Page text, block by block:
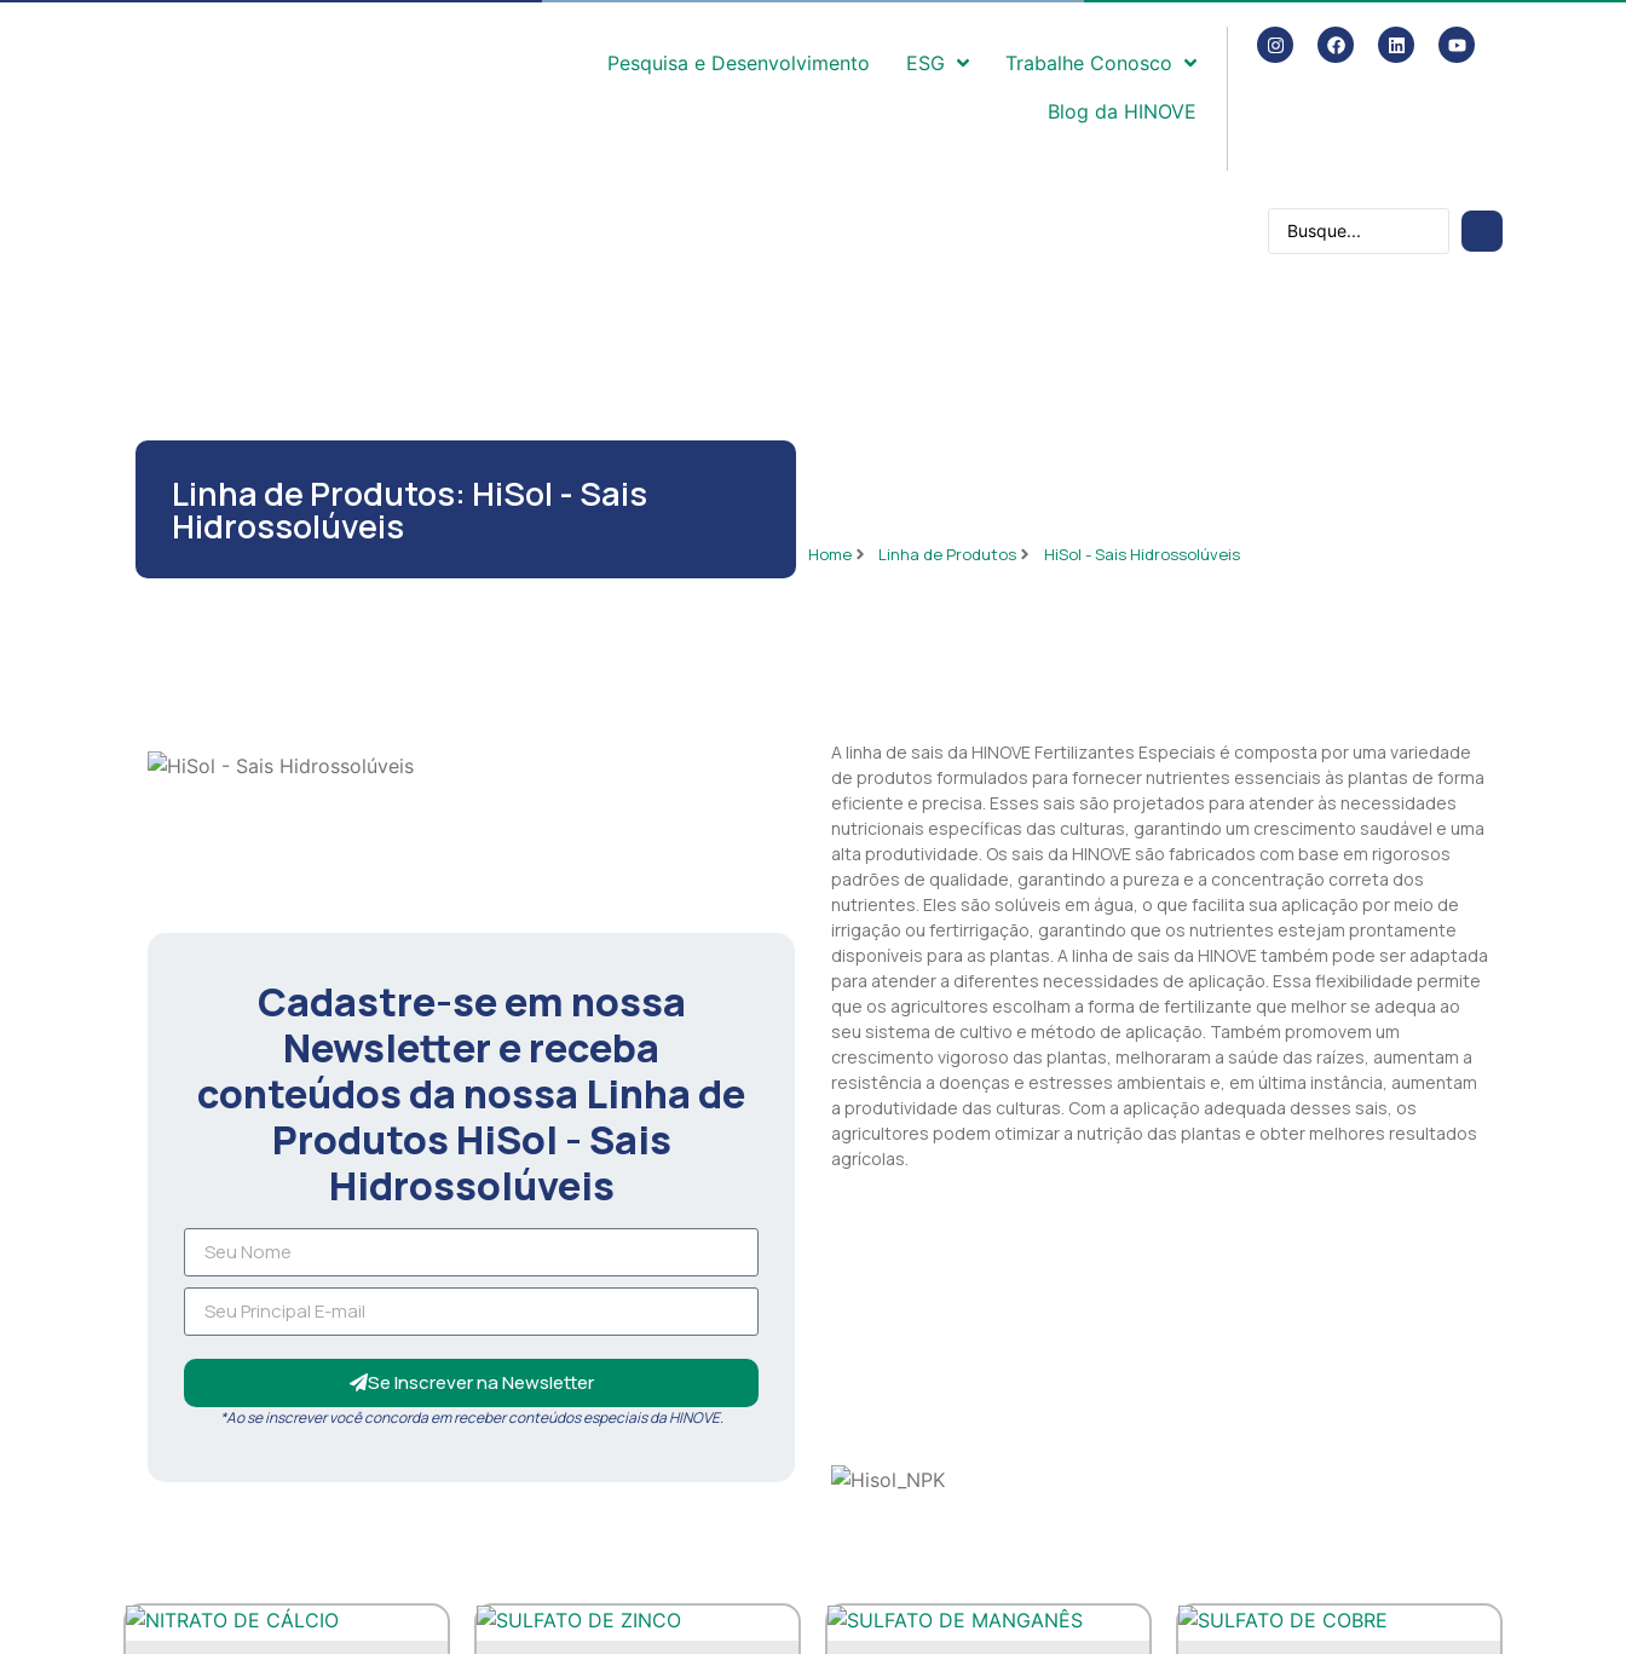
Pesquisa e Desenvolvimento ESG
Trabalhe Conosco
Blog da HINOVE
Linha de Produtos: HiSol - Sais
Hidrossolúveis
Home Linha de Produtos HiSol - Sais Hidrossolúveis
Cadastre-se em nossa
Newsletter e receba
conteúdos da nossa Linha de
Produtos HiSol - Sais
Hidrossolúveis
Se Inscrever na Newsletter
*Ao se inscrever você concorda em receber conteúdos especiais da HINOVE.
A linha de sais da HINOVE Fertilizantes Especiais é composta por uma variedade
de produtos formulados para fornecer nutrientes essenciais às plantas de forma
eficiente e precisa. Esses sais são projetados para atender às necessidades
nutricionais específicas das culturas, garantindo um crescimento saudável e uma
alta produtividade. Os sais da HINOVE são fabricados com base em rigorosos
padrões de qualidade, garantindo a pureza e a concentração correta dos
nutrientes. Eles são solúveis em água, o que facilita sua aplicação por meio de
irrigação ou fertirrigação, garantindo que os nutrientes estejam prontamente
disponíveis para as plantas. A linha de sais da HINOVE também pode ser adaptada
para atender a diferentes necessidades de aplicação. Essa flexibilidade permite
que os agricultores escolham a forma de fertilizante que melhor se adequa ao
seu sistema de cultivo e método de aplicação. Também promovem um
crescimento vigoroso das plantas, melhoraram a saúde das raízes, aumentam a
resistência a doenças e estresses ambientais e, em última instância, aumentam
a produtividade das culturas. Com a aplicação adequada desses sais, os
agricultores podem otimizar a nutrição das plantas e obter melhores resultados
agrícolas.